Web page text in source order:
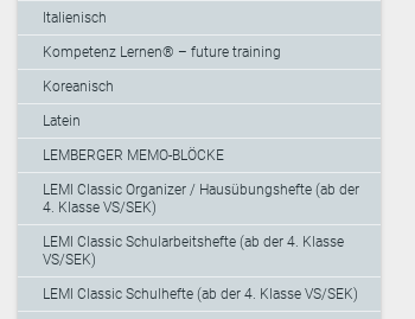
Italienisch
Kompetenz Lernen® – future training
Koreanisch
Latein
LEMBERGER MEMO-BLÖCKE
LEMI Classic Organizer / Hausübungshefte (ab der
4. Klasse VS/SEK)
LEMI Classic Schularbeitshefte (ab der 4. Klasse
VS/SEK)
LEMI Classic Schulhefte (ab der 4. Klasse VS/SEK)